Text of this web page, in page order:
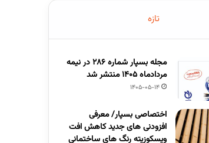
تازه
مجله بسپار شماره 286 در نیمه
مردادماه 1405 منتشر شد
1405-05-14
اختصاصی بسپار/ معرفی
افزودنی های جدید کاهش افت
ویسکوزیته رنگ های ساختمانی